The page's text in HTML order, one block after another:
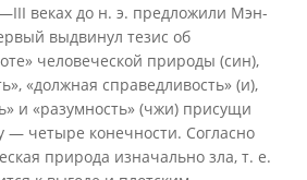
веках до н. э. предложили Мэн-
выдвинул тезис об
человеческой природы (син),
«должная справедливость» (и),
и «разумность» (чжи) присущи
— четыре конечности. Согласно
природа изначально зла, т. е.